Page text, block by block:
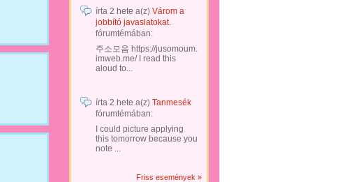
írta 2 hete a(z) Várom a
jobbító javaslatokat.
fórumtémában:
주소모음 https://jusomoum.
imweb.me/ I read this
aloud to...
írta 2 hete a(z) Tanmesék
fórumtémában:
I could picture applying
this tomorrow because you
note ...
Friss események »